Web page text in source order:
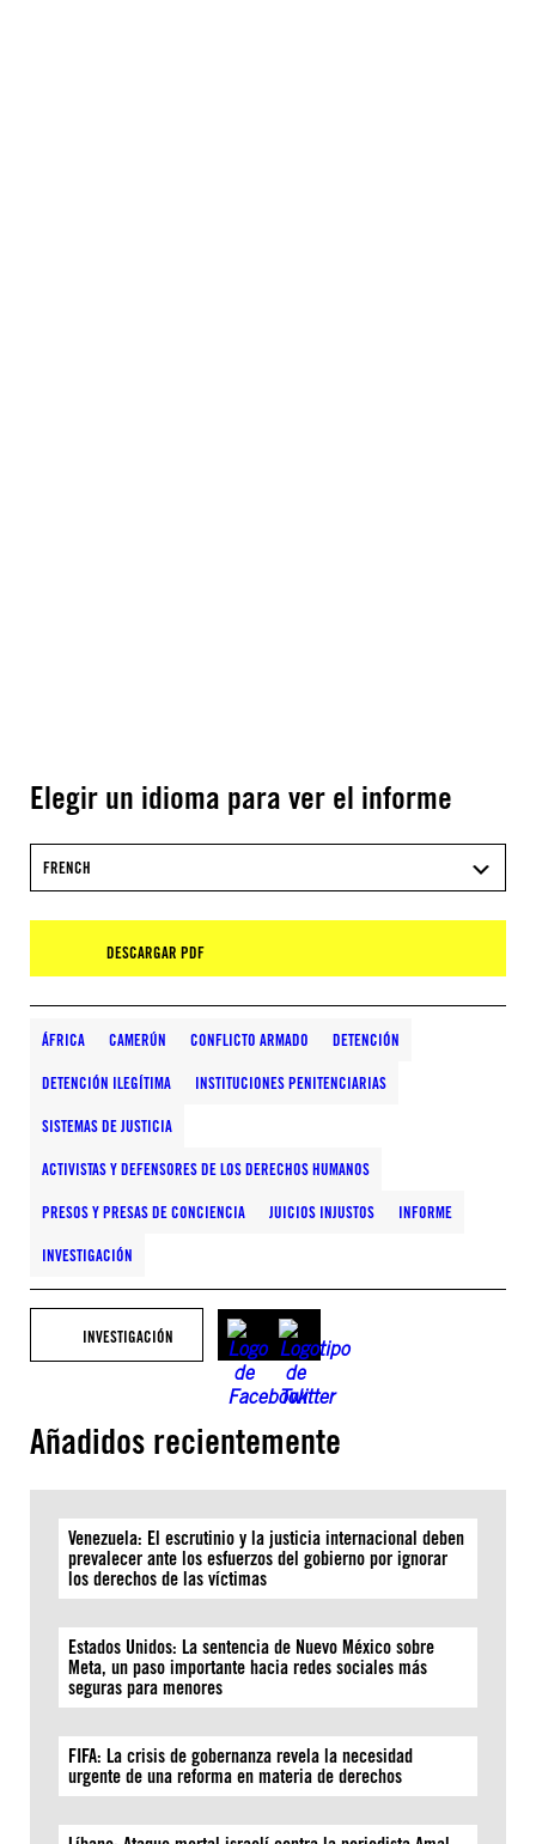
Elegir un idioma para ver el informe
FRENCH
DESCARGAR PDF
ÁFRICA CAMERÚN CONFLICTO ARMADO DETENCIÓN
DETENCIÓN ILEGÍTIMA INSTITUCIONES PENITENCIARIAS
SISTEMAS DE JUSTICIA
ACTIVISTAS Y DEFENSORES DE LOS DERECHOS HUMANOS
PRESOS Y PRESAS DE CONCIENCIA JUICIOS INJUSTOS INFORME
INVESTIGACIÓN
INVESTIGACIÓN
Añadidos recientemente
Venezuela: El escrutinio y la justicia internacional deben
prevalecer ante los esfuerzos del gobierno por ignorar
los derechos de las víctimas
Estados Unidos: La sentencia de Nuevo México sobre
Meta, un paso importante hacia redes sociales más
seguras para menores
FIFA: La crisis de gobernanza revela la necesidad
urgente de una reforma en materia de derechos